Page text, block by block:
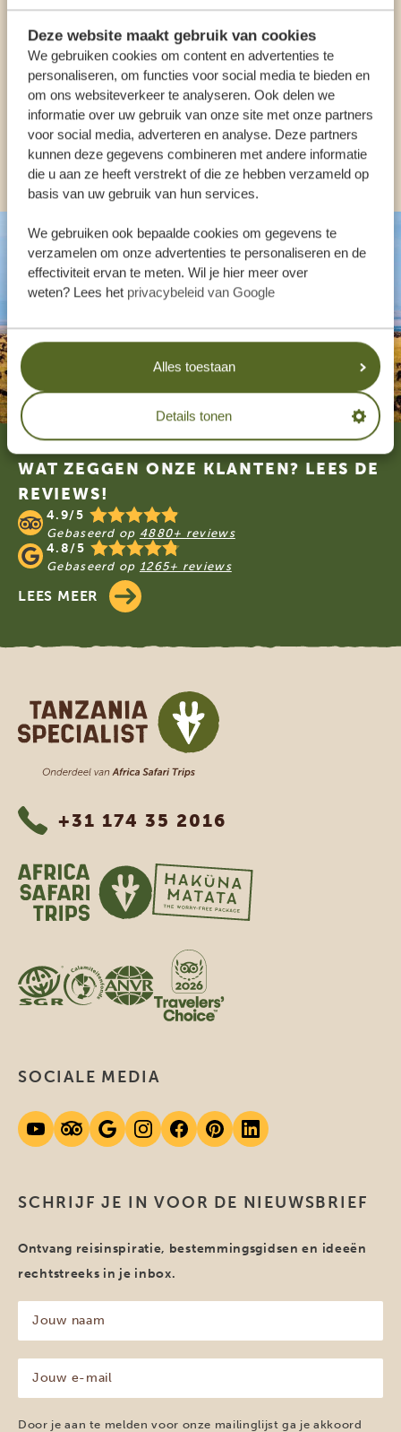
Deze website maakt gebruik van cookies
We gebruiken cookies om content en advertenties te
personaliseren, om functies voor social media te bieden en
om ons websiteverkeer te analyseren. Ook delen we
informatie over uw gebruik van onze site met onze partners
voor social media, adverteren en analyse. Deze partners
kunnen deze gegevens combineren met andere informatie
die u aan ze heeft verstrekt of die ze hebben verzameld op
basis van uw gebruik van hun services.
We gebruiken ook bepaalde cookies om gegevens te
verzamelen om onze advertenties te personaliseren en de
effectiviteit ervan te meten. Wil je hier meer over
weten? Lees het privacybeleid van Google
Alles toestaan
Details tonen
ONZE SPECIALISTEN STAAN VOOR JE KLAAR
NL: +31 174 35 2016
ANDERE LANDEN
Footer
WAT ZEGGEN ONZE KLANTEN? LEES DE
REVIEWS!
4.9/5
Gebaseerd op 4880+ reviews
4.8/5
Gebaseerd op 1265+ reviews
LEES MEER
Tanzania Specialist
+31 174 35 2016
SCHRIJF JE IN VOOR DE NIEUWSBRIEF
Ontvang reisinspiratie, bestemmingsgidsen en ideeën
rechtstreeks in je inbox.
naam
(Vereist)
mailadres
(Vereist)
Door je aan te melden voor onze mailinglijst ga je akkoord
SOCIALE MEDIA